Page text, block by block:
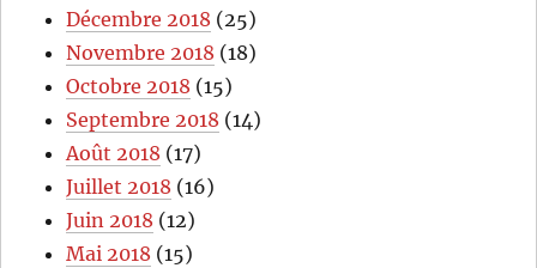
Décembre 2018 (25)
Novembre 2018 (18)
Octobre 2018 (15)
Septembre 2018 (14)
Août 2018 (17)
Juillet 2018 (16)
Juin 2018 (12)
Mai 2018 (15)